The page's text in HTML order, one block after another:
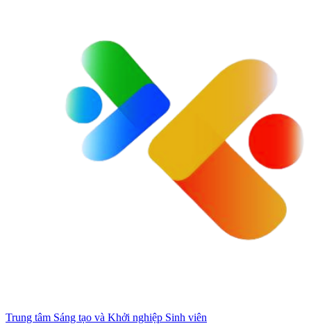
Trung tâm Sáng tạo và Khởi nghiệp Sinh viên